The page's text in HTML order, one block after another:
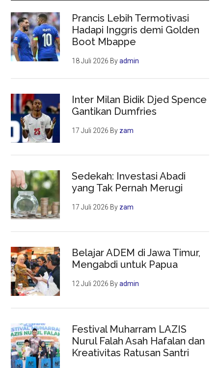
Ghazali
Menuju
Prancis Lebih Termotivasi
Hadapi Inggris demi Golden
Boot Mbappe
18 Juli 2026 Byadmin
Inter Milan Bidik Djed Spence
Gantikan Dumfries
17 Juli 2026 By zam
Sedekah: Investasi Abadi
yang Tak Pernah Merugi
17 Juli 2026 By zam
Belajar ADEM di Jawa Timur,
Mengabdi untuk Papua
12 Juli 2026 Byadmin
Festival Muharram LAZIS
Nurul Falah Asah Hafalan dan
Kreativitas Ratusan Santri